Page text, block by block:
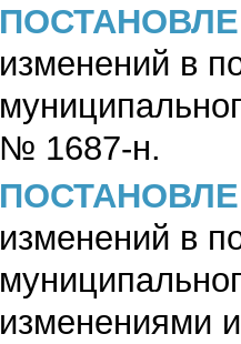
изменений в
№ 1687-н.
изменений в
изменениями